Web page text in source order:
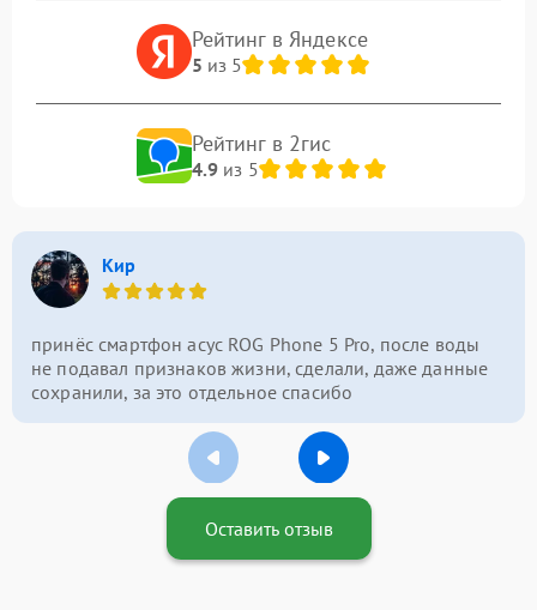
Рейтинг в Яндексе
5 из 5
Рейтинг в 2гис
4.9из 5
Кир
принёс смартфон асус ROG Phone 5 Pro, после воды
не подавал признаков жизни, сделали, даже данные
сохранили, за это отдельное спасибо
Оставить отзыв